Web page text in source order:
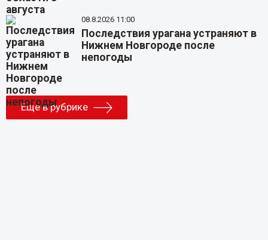
08.8.2026 11:00
Последствия урагана устраняют в
Нижнем Новгороде после
непогоды
Еще в рубрике